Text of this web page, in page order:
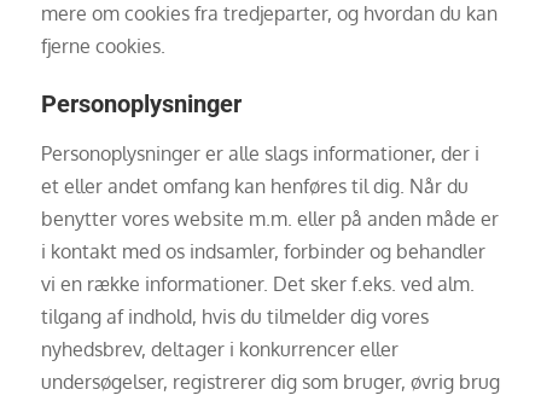
mere om cookies fra tredjeparter, og hvordan du kan
fjerne cookies.
Personoplysninger
Personoplysninger er alle slags informationer, der i
et eller andet omfang kan henføres til dig. Når du
benytter vores website m.m. eller på anden måde er
i kontakt med os indsamler, forbinder og behandler
vi en række informationer. Det sker f.eks. ved alm.
tilgang af indhold, hvis du tilmelder dig vores
nyhedsbrev, deltager i konkurrencer eller
undersøgelser, registrerer dig som bruger, øvrig brug